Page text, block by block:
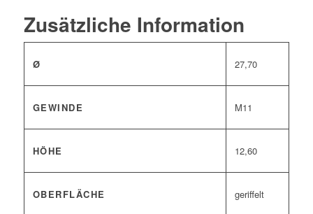
Zusätzliche Information
Ø 27,70
GEWINDE M11
HÖHE 12,60
OBERFLÄCHE geriffelt